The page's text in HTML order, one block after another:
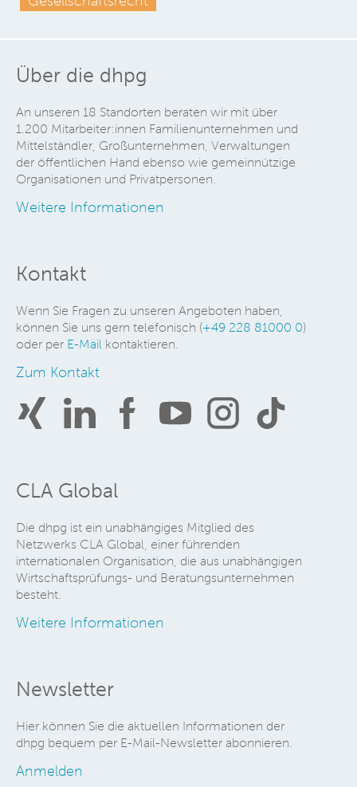
Über die dhpg
An unseren 18 Standorten beraten wir mit über
1.200 Mitarbeiter:innen Familienunternehmen und
Mittelständler, Großunternehmen, Verwaltungen
der öffentlichen Hand ebenso wie gemeinnützige
Organisationen und Privatpersonen.
Weitere Informationen
Kontakt
Wenn Sie Fragen zu unseren Angeboten haben,
können Sie uns gern telefonisch (+49 228 81000 0)
oder per E-Mail kontaktieren.
Zum Kontakt
CLA Global
Die dhpg ist ein unabhängiges Mitglied des
Netzwerks CLA Global, einer führenden
internationalen Organisation, die aus unabhängigen
Wirtschaftsprüfungs- und Beratungsunternehmen
besteht.
Weitere Informationen
Newsletter
Hier können Sie die aktuellen Informationen der
dhpg bequem per E-Mail-Newsletter abonnieren.
Anmelden